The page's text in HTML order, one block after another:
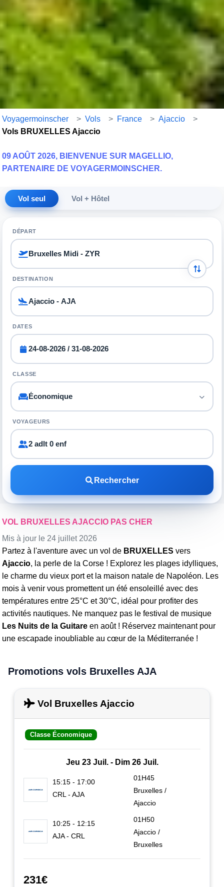
Voyagermoinscher > Vols > France > Ajaccio
>
Vols BRUXELLES Ajaccio
09 AOÛT 2026, BIENVENUE SUR MAGELLIO,
PARTENAIRE DE VOYAGERMOINSCHER.
Vol seul Vol + Hôtel
DÉPART
DESTINATION
DATES
CLASSE
VOYAGEURS
2 adlt 0 enf
Rechercher
VOL BRUXELLES AJACCIO PAS CHER
Mis à jour le 24 juillet 2026
Partez à l'aventure avec un vol de BRUXELLES vers
Ajaccio, la perle de la Corse ! Explorez les plages idylliques,
le charme du vieux port et la maison natale de Napoléon. Les
mois à venir vous promettent un été ensoleillé avec des
températures entre 25°C et 30°C, idéal pour profiter des
activités nautiques. Ne manquez pas le festival de musique
Les Nuits de la Guitare en août ! Réservez maintenant pour
une escapade inoubliable au cœur de la Méditerranée !
Promotions vols Bruxelles AJA
Vol Bruxelles Ajaccio
Classe Économique
Jeu 23 Juil. - Dim 26 Juil.
15:15 - 17:00
CRL - AJA
01H45
Bruxelles /
Ajaccio
10:25 - 12:15
AJA - CRL
01H50
Ajaccio /
Bruxelles
231€